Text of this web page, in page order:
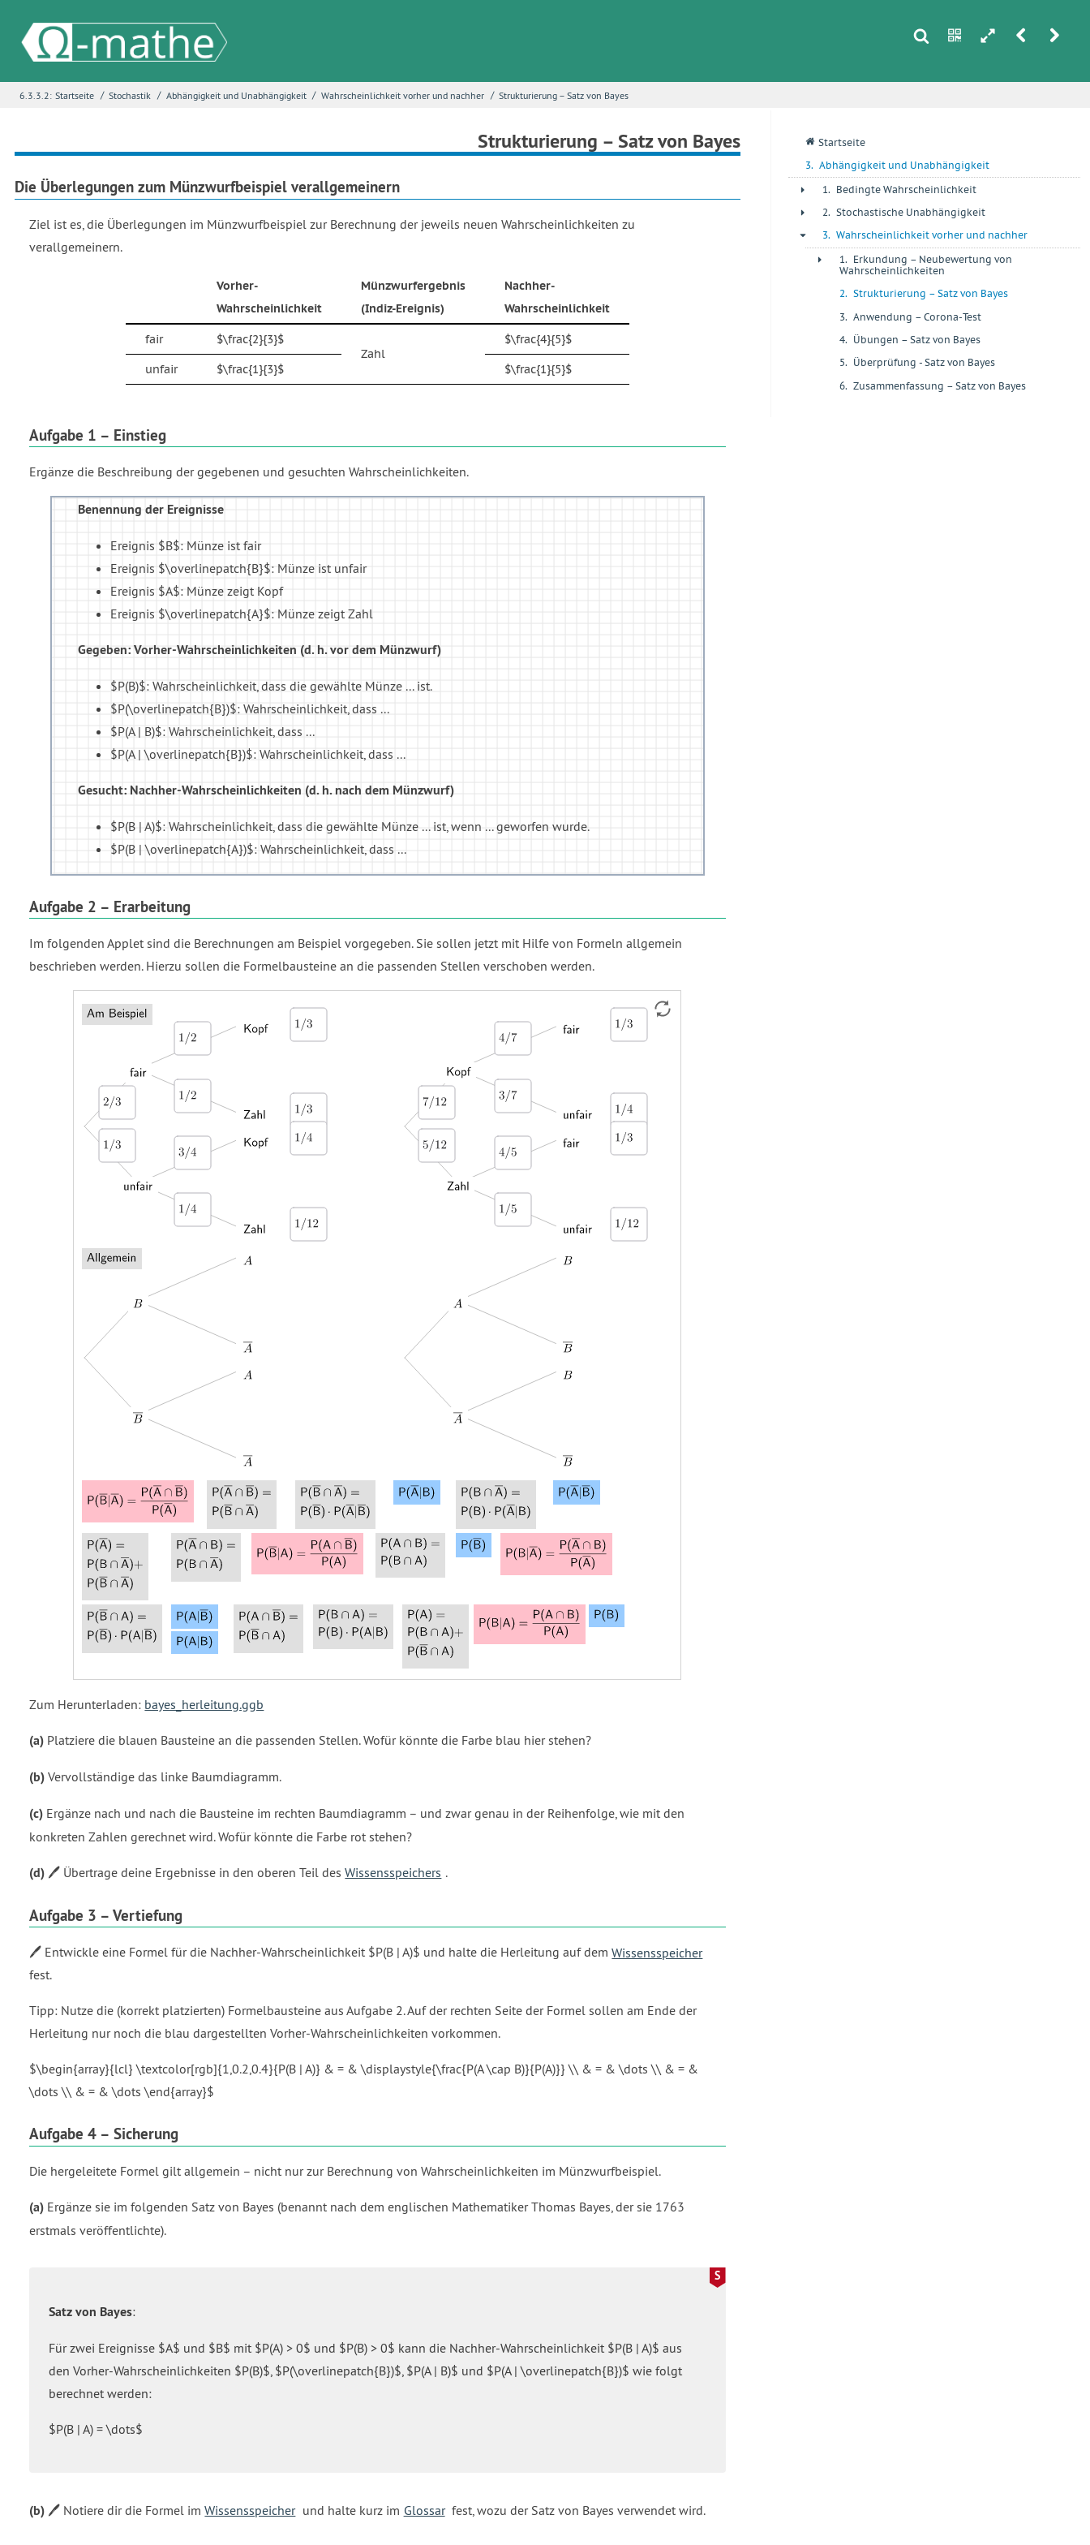
s n h r u
6.3.3.2: Startseite / Stochastik / Abhängigkeit und Unabhängigkeit / Wahrscheinlichkeit vorher und nachher / Strukturierung – Satz von Bayes
Strukturierung – Satz von Bayes
Die Überlegungen zum Münzwurfbeispiel verallgemeinern
Ziel ist es, die Überlegungen im Münzwurfbeispiel zur Berechnung der jeweils neuen Wahrscheinlichkeiten zu
verallgemeinern.
Vorher-
Wahrscheinlichkeit
Münzwurfergebnis
(Indiz-Ereignis)
Nachher-
Wahrscheinlichkeit
fair
$\frac{2}{3}$
Zahl
$\frac{4}{5}$
unfair $\frac{1}{3}$ $\frac{1}{5}$
Aufgabe 1 – Einstieg
Ergänze die Beschreibung der gegebenen und gesuchten Wahrscheinlichkeiten.
Benennung der Ereignisse
Ereignis $B$: Münze ist fair
Ereignis $\overlinepatch{B}$: Münze ist unfair
Ereignis $A$: Münze zeigt Kopf
Ereignis $\overlinepatch{A}$: Münze zeigt Zahl
Gegeben: Vorher-Wahrscheinlichkeiten (d. h. vor dem Münzwurf)
$P(B)$: Wahrscheinlichkeit, dass die gewählte Münze ... ist.
$P(\overlinepatch{B})$: Wahrscheinlichkeit, dass ...
$P(A | B)$: Wahrscheinlichkeit, dass ...
$P(A | \overlinepatch{B})$: Wahrscheinlichkeit, dass ...
Gesucht: Nachher-Wahrscheinlichkeiten (d. h. nach dem Münzwurf)
$P(B | A)$: Wahrscheinlichkeit, dass die gewählte Münze ... ist, wenn ... geworfen wurde.
$P(B | \overlinepatch{A})$: Wahrscheinlichkeit, dass ...
Aufgabe 2 – Erarbeitung
Im folgenden Applet sind die Berechnungen am Beispiel vorgegeben. Sie sollen jetzt mit Hilfe von Formeln allgemein
beschrieben werden. Hierzu sollen die Formelbausteine an die passenden Stellen verschoben werden.
Zum Herunterladen: bayes_herleitung.ggb
(a) Platziere die blauen Bausteine an die passenden Stellen. Wofür könnte die Farbe blau hier stehen?
(b) Vervollständige das linke Baumdiagramm.
(c) Ergänze nach und nach die Bausteine im rechten Baumdiagramm – und zwar genau in der Reihenfolge, wie mit den
konkreten Zahlen gerechnet wird. Wofür könnte die Farbe rot stehen?
(d) 🖊️ Übertrage deine Ergebnisse in den oberen Teil des Wissensspeichers .
Aufgabe 3 – Vertiefung
🖊️ Entwickle eine Formel für die Nachher-Wahrscheinlichkeit $P(B | A)$ und halte die Herleitung auf dem Wissensspeicher
fest.
Tipp: Nutze die (korrekt platzierten) Formelbausteine aus Aufgabe 2. Auf der rechten Seite der Formel sollen am Ende der
Herleitung nur noch die blau dargestellten Vorher-Wahrscheinlichkeiten vorkommen.
$\begin{array}{lcl} \textcolor[rgb]{1,0.2,0.4}{P(B | A)} & = & \displaystyle{\frac{P(A \cap B)}{P(A)}} \\ & = & \dots \\ & = &
\dots \\ & = & \dots \end{array}$
Aufgabe 4 – Sicherung
Die hergeleitete Formel gilt allgemein – nicht nur zur Berechnung von Wahrscheinlichkeiten im Münzwurfbeispiel.
(a) Ergänze sie im folgenden Satz von Bayes (benannt nach dem englischen Mathematiker Thomas Bayes, der sie 1763
erstmals veröffentlichte).
Satz von Bayes:
Für zwei Ereignisse $A$ und $B$ mit $P(A) > 0$ und $P(B) > 0$ kann die Nachher-Wahrscheinlichkeit $P(B | A)$ aus
den Vorher-Wahrscheinlichkeiten $P(B)$, $P(\overlinepatch{B})$, $P(A | B)$ und $P(A | \overlinepatch{B})$ wie folgt
berechnet werden:
$P(B | A) = \dots$
(b) 🖊️ Notiere dir die Formel im Wissensspeicher und halte kurz im Glossar fest, wozu der Satz von Bayes verwendet wird.
q Startseite
3. Abhängigkeit und Unabhängigkeit
+ 1. Bedingte Wahrscheinlichkeit
+ 2. Stochastische Unabhängigkeit
- 3. Wahrscheinlichkeit vorher und nachher
+ 1. Erkundung – Neubewertung von
Wahrscheinlichkeiten
2. Strukturierung – Satz von Bayes
3. Anwendung – Corona-Test
4. Übungen – Satz von Bayes
5. Überprüfung - Satz von Bayes
6. Zusammenfassung – Satz von Bayes
Seite*